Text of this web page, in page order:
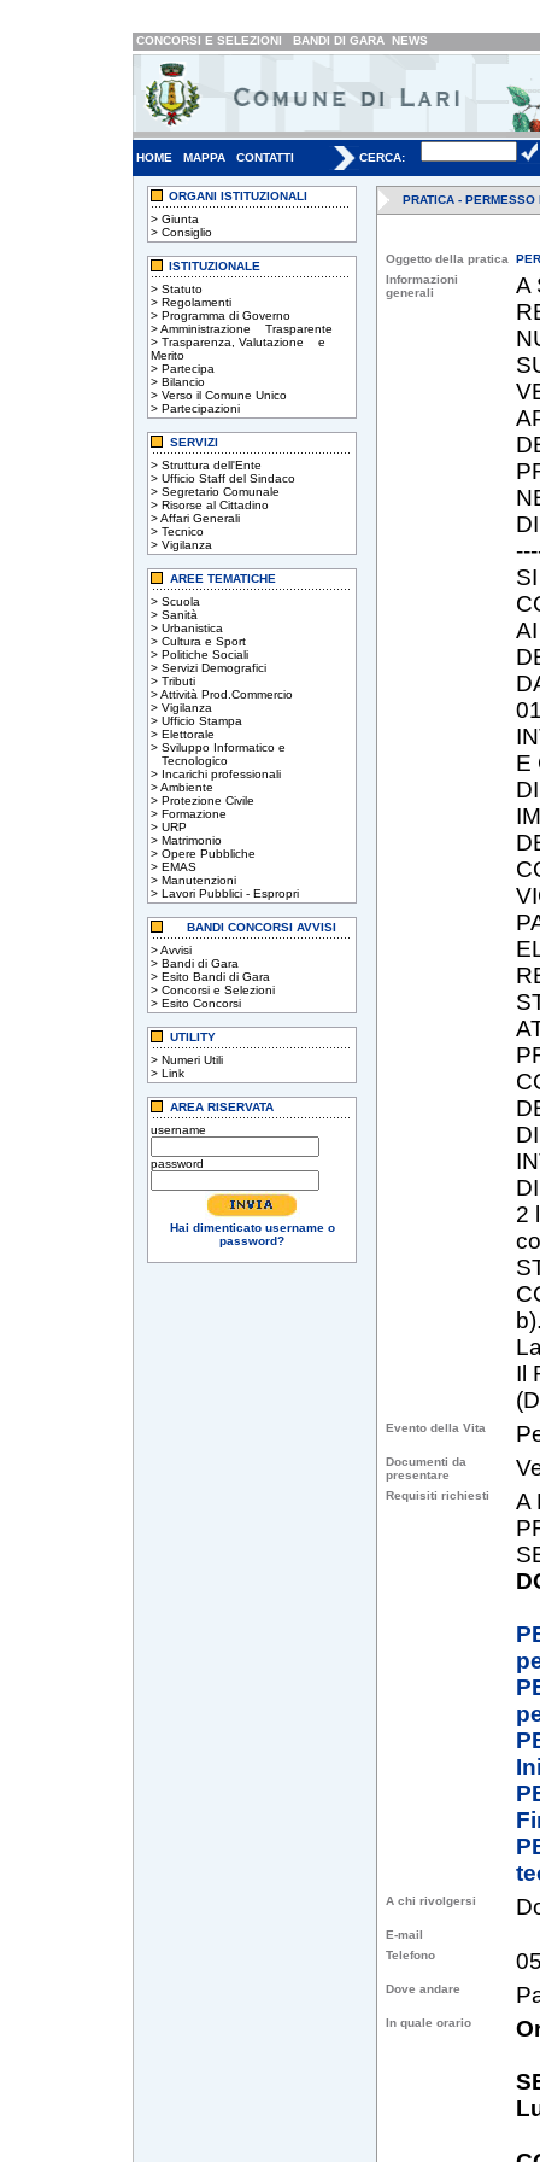
CONCORSI E SELEZIONI BANDI DI GARA NEWS
HOME MAPPA CONTATTI CERCA:
ORGANI ISTITUZIONALI
> Giunta
> Consiglio
ISTITUZIONALE
> Statuto
> Regolamenti
> Programma di Governo
>Amministrazione Trasparente
> Trasparenza, Valutazione e
Merito
> Partecipa
> Bilancio
> Verso il Comune Unico
> Partecipazioni
SERVIZI
> Struttura dell'Ente
> Ufficio Staff del Sindaco
> Segretario Comunale
> Risorse al Cittadino
>Affari Generali
> Tecnico
> Vigilanza
AREE TEMATICHE
> Scuola
> Sanità
> Urbanistica
> Cultura e Sport
> Politiche Sociali
> Servizi Demografici
> Tributi
>Attività Prod.Commercio
> Vigilanza
> Ufficio Stampa
> Elettorale
> Sviluppo Informatico e
Tecnologico
> Incarichi professionali
>Ambiente
> Protezione Civile
> Formazione
> URP
> Matrimonio
> Opere Pubbliche
> EMAS
> Manutenzioni
> Lavori Pubblici - Espropri
BANDI CONCORSI AVVISI
>Avvisi
> Bandi di Gara
> Esito Bandi di Gara
> Concorsi e Selezioni
> Esito Concorsi
UTILITY
> Numeri Utili
> Link
AREA RISERVATA
username
password
Hai dimenticato username o
password?
PRATICA - PERMESSO
Oggetto della pratica
Informazioni
generali
A
E
2
Il
Evento della Vita
Documenti da
presentare
Requisiti richiesti
A
A chi rivolgersi
E-mail
Telefono
Dove andare
In quale orario